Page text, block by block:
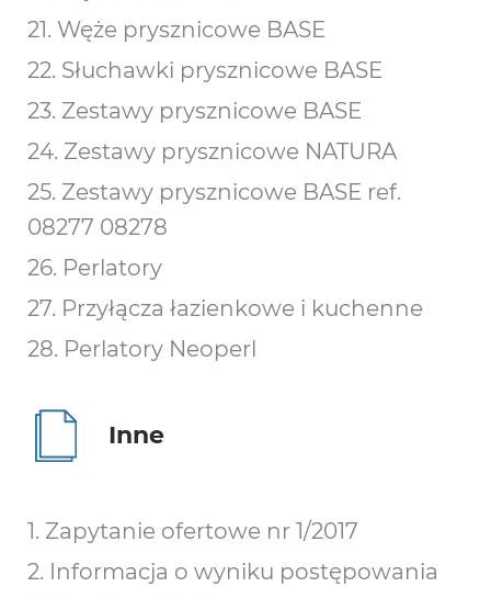
21. Węże prysznicowe BASE
22. Słuchawki prysznicowe BASE
23. Zestawy prysznicowe BASE
24. Zestawy prysznicowe NATURA
25. Zestawy prysznicowe BASE ref.
08277 08278
26. Perlatory
27. Przyłącza łazienkowe i kuchenne
28. Perlatory Neoperl
Inne
1. Zapytanie ofertowe nr 1/2017
2. Informacja o wyniku postępowania